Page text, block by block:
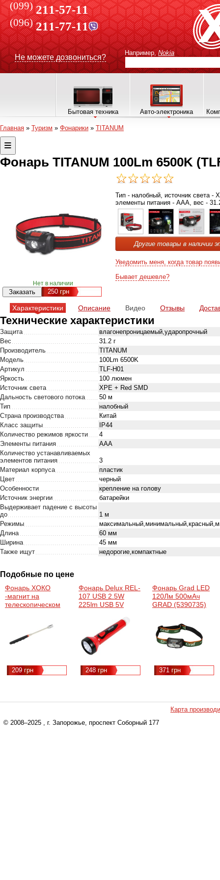
(099) 211-57-11
(096)211-77-11
Не можете дозвониться?
Например, Nokia
Бытовая техника Авто-электроника
Главная » Туризм » Фонарики » TITANUM
Фонарь TITANUM 100Lm 6500K
Нет в наличии
250грн
Тип - налобный, источник света -
элементы питания - AAA, вес -
Другие товары в наличии
Уведомить меня, когда товар
Бывает дешевле?
Характеристики Описание Видео Отзывы
Технические характеристики
Защита
влагонепроницаемый,ударопрочный
Вес
31.2 г
Производитель
TITANUM
Модель
100Lm 6500K
Артикул
TLF-H01
Яркость
100 люмен
Источник света
XPE + Red SMD
Дальность светового потока
50 м
Тип
налобный
Страна производства
Китай
Класс защиты
IP44
Количество режимов яркости
4
Элементы питания
AAA
Количество устанавливаемых
элементов питания
3
Материал корпуса
пластик
Цвет
черный
Особенности
крепление на голову
Источник энергии
батарейки
Выдерживает падение с высоты
до
1 м
Режимы
Длина
60 мм
Ширина
45 мм
Также ищут
недорогие,компактные
Подобные по цене
Фонарь ХОКО
-магнит на
телескопическом
209 грн
Фонарь Delux REL-
107 USB 2.5W
225lm USB 5V
248 грн
Фонарь Grad LED
120Лм 500мАч
GRAD (5390735)
371 грн
Карта
© 2008–2025 , г. Запорожье, проспект Соборный 177